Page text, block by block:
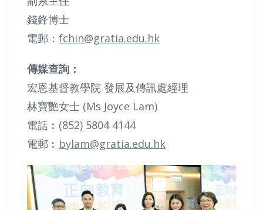
錢鋒博士
電郵： fchin@gratia.edu.hk
傳媒查詢：
宏恩基督教學院 發展及傳訊處經理
林寶艷女士 (Ms Joyce Lam)
電話︰(852) 5804 4144
電郵︰ bylam@gratia.edu.hk